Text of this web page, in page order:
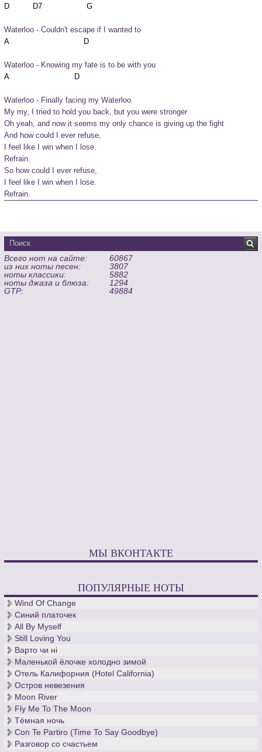
Waterloo - Couldn't escape if I wanted to
Waterloo - Knowing my fate is to be with you
Waterloo - Finally facing my Waterloo.
My my, I tried to hold you back, but you were stronger
Oh yeah, and now it seems my only chance is giving up the fight
And how could I ever refuse,
I feel like I win when I lose.
Refrain.
So how could I ever refuse,
I feel like I win when I lose.
Refrain.
Всего нот на сайте:
60867
из них ноты песен:
3807
ноты классики:
5882
ноты джаза и блюза:
1294
GTP:
49884
МЫ ВКОНТАКТЕ
ПОПУЛЯРНЫЕ НОТЫ
Wind Of Change
Синий платочек
All By Myself
Still Loving You
Варто чи нi
Маленькой ёлочке холодно зимой
Отель Калифорния (Hotel California)
Остров невезения
Moon River
Fly Me To The Moon
Тёмная ночь
Con Te Partiro (Time To Say Goodbye)
Разговор со счастьем